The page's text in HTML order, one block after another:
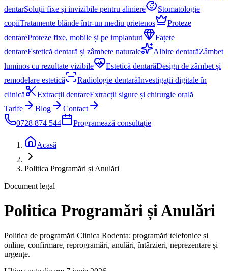
dentarSoluții fixe și invizibile pentru aliniere
Stomatologie
copiiTratamente blânde într-un mediu prietenos
Proteze
dentareProteze fixe, mobile și pe implanturi
Fațete
dentareEstetică dentară și zâmbete naturale Albire dentarăZâmbet
luminos cu rezultate vizibile
Estetică dentarăDesign de zâmbet și
remodelare estetică
Radiologie dentarăInvestigații digitale în
clinică
Extracții dentareExtracții sigure și chirurgie orală
Tarife
Blog
Contact
0728 874 544
Programează consultație
Acasă
Politica Programări și Anulări
Document legal
Politica Programări și Anulări
Politica de programări Clinica Rodenta: programări telefonice și
online, confirmare, reprogramări, anulări, întârzieri, neprezentare și
urgențe.